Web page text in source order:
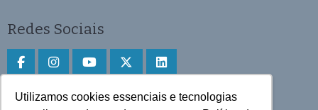
Utilizamos cookies essenciais e tecnologias
Redes Sociais
Faça download do aplicativo